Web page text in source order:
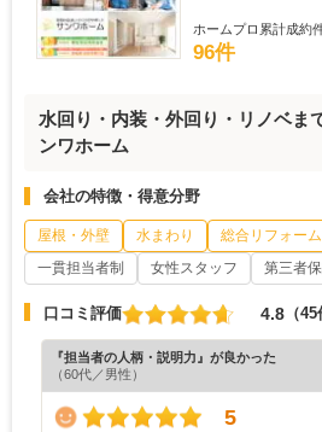
ホームプロ累計成約
96件
水回り・内装・外回り・リノベま
ンワホーム
会社の特徴・得意分野
屋根・外壁 水まわり 総合リフォーム
一貫担当者制
女性スタッフ 第三者
口コミ評価 4.8 （45
『担当者の人柄・説明力』が良かった
（60代／男性）
5